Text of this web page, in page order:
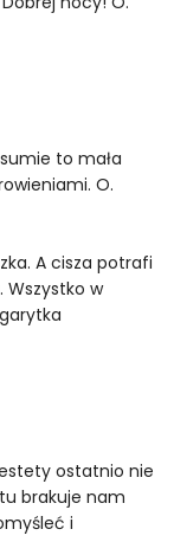
to mała
O.
A cisza potrafi
Wszystko w
ostatnio nie
brakuje nam
i